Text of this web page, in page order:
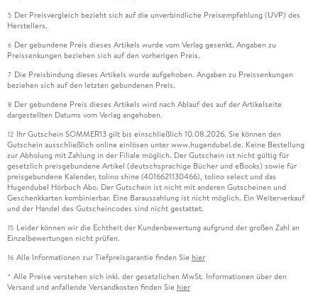
5 Der Preisvergleich bezieht sich auf die unverbindliche Preisempfehlung (UVP) des
Herstellers.
6 Der gebundene Preis dieses Artikels wurde vom Verlag gesenkt. Angaben zu
Preissenkungen beziehen sich auf den vorherigen Preis.
7 Die Preisbindung dieses Artikels wurde aufgehoben. Angaben zu Preissenkungen
beziehen sich auf den letzten gebundenen Preis.
8 Der gebundene Preis dieses Artikels wird nach Ablauf des auf der Artikelseite
dargestellten Datums vom Verlag angehoben.
12 Ihr Gutschein SOMMER13 gilt bis einschließlich 10.08.2026. Sie können den
Gutschein ausschließlich online einlösen unter www.hugendubel.de. Keine Bestellung
zur Abholung mit Zahlung in der Filiale möglich. Der Gutschein ist nicht gültig für
gesetzlich preisgebundene Artikel (deutschsprachige Bücher und eBooks) sowie für
preisgebundene Kalender, tolino shine (4016621130466), tolino select und das
Hugendubel Hörbuch Abo. Der Gutschein ist nicht mit anderen Gutscheinen und
Geschenkkarten kombinierbar. Eine Barauszahlung ist nicht möglich. Ein Weiterverkauf
und der Handel des Gutscheincodes sind nicht gestattet.
15 Leider können wir die Echtheit der Kundenbewertung aufgrund der großen Zahl an
Einzelbewertungen nicht prüfen.
16 Alle Informationen zur Tiefpreisgarantie finden Sie hier
* Alle Preise verstehen sich inkl. der gesetzlichen MwSt. Informationen über den
Versand und anfallende Versandkosten finden Sie hier